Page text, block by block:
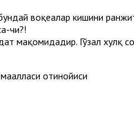
бундай воқеалар кишини
чи?!
мақомидадир. Гўзал хулқ
отинойиси